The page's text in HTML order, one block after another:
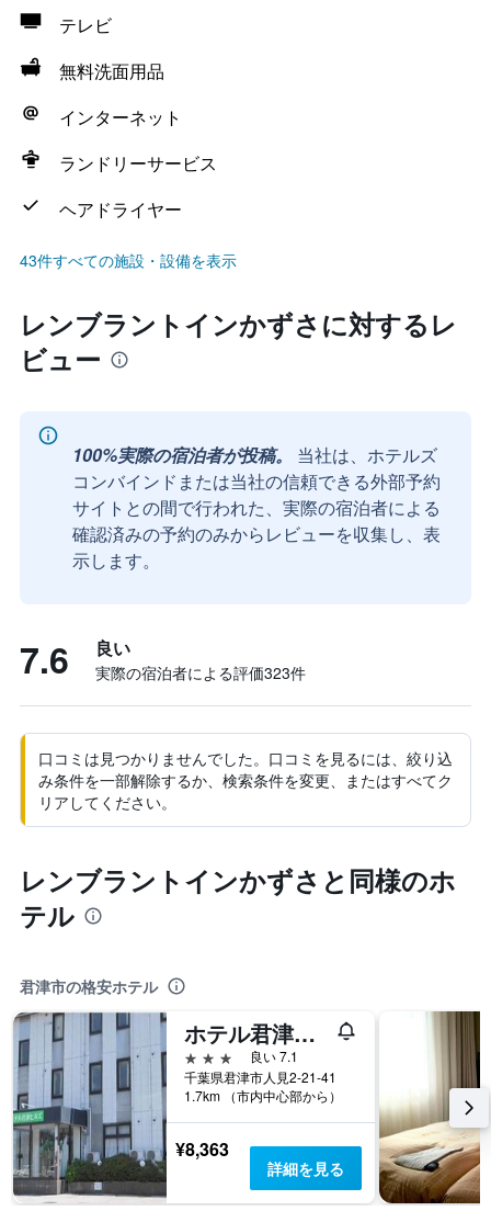
テレビ
無料洗面用品
インターネット
ランドリーサービス
ヘアドライヤー
43件すべての施設・設備を表示
レンブラントインかずさに対するレ
ビュー
100%実際の宿泊者が投稿。
当社は、ホテルズ
コンバインドまたは当社の信頼できる外部予約
サイトとの間で行われた、実際の宿泊者による
確認済みの予約のみからレビューを収集し、表
示します。
7.6 良い
実際の宿泊者による評価323​件
口コミは見つかりませんでした。口コミを見るには、絞り込
み条件を一部解除するか、検索条件を変更、またはすべてク
リアしてください。
レンブラントインかずさと同様のホ
テル
君津市の格安ホテル
ホテル君津ヒルズ
3つ星
良い 7.1
千葉県君津市人見2-21-41
1.7km （市内中心部から）
¥8,363
詳細を見る